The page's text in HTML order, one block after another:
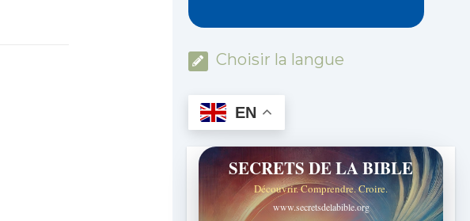
Choisir la langue
EN
SECRETS DE LA BIBLE
Découvrir. Comprendre. Croire.
www.secretsdelabible.org